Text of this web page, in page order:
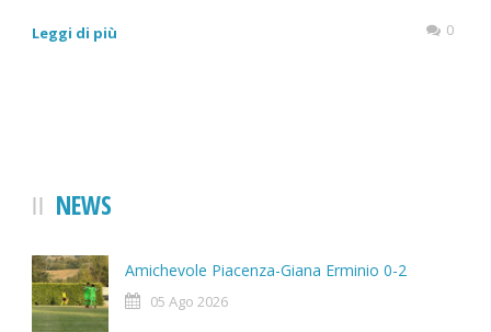
Leggi di più 0
NEWS
Amichevole Piacenza-Giana Erminio 0-2
05 Ago 2026